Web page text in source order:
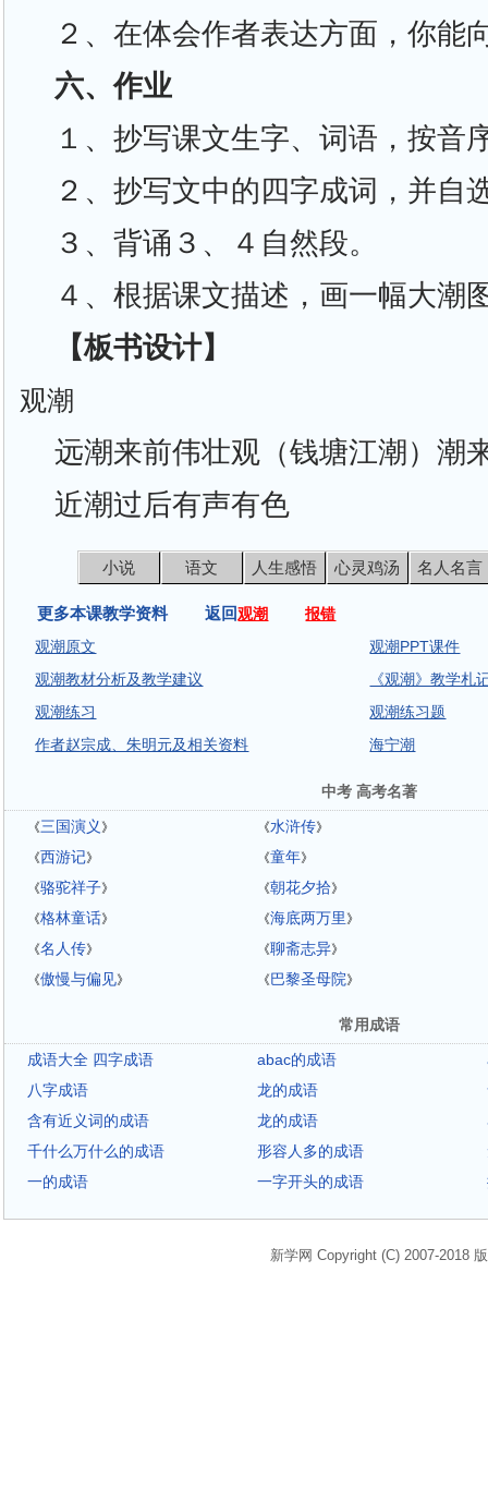
２、在体会作者表达方面，你能
六、作业
１、抄写课文生字、词语，按音
２、抄写文中的四字成词，并自
３、背诵３、４自然段。
４、根据课文描述，画一幅大潮
【板书设计】
观潮
远潮来前伟壮观（钱塘江潮）潮
近潮过后有声有色
小说 语文 人生感悟 心灵鸡汤 名人名言
更多本课教学资料 返回观潮
报错
观潮原文
观潮PPT课件
观潮教材分析及教学建议
《观潮》教学札
观潮练习
观潮练习题
作者赵宗成、朱明元及相关资料
海宁潮
中考 高考名著
《三国演义 》 《水浒传》
《西游记》 《童年》
《骆驼祥子》 《朝花夕拾》
《格林童话》 《海底两万里 》
《名人传》 《聊斋志异》
《傲慢与偏见》 《巴黎圣母院》
常用成语
成语大全 四字成语
abac的成语
八字成语
龙的成语
含有近义词的成语
龙的成语
千什么万什么的成语
形容人多的成语
一的成语
一字开头的成语
新学网 Copyright (C) 2007-2018